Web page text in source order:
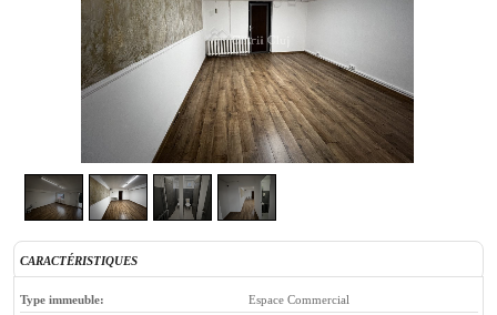
CARACTÉRISTIQUES
Type immeuble:
Espace Commercial